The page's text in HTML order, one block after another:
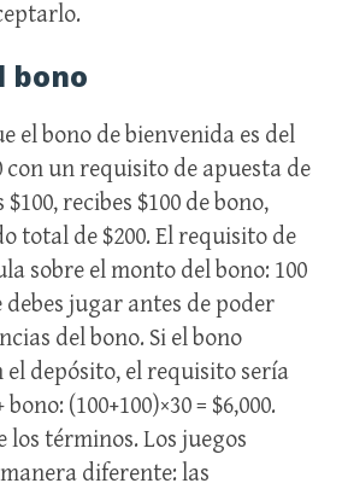
bono
el bono de bienvenida es del
con un requisito de apuesta de
recibes $100 de bono,
total de $200. El requisito de
sobre el monto del bono: 100
debes jugar antes de poder
del bono. Si el bono
depósito, el requisito sería
(100+100)×30 = $6,000.
los términos. Los juegos
diferente: las